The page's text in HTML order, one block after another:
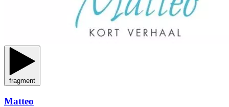
fragment
Matteo